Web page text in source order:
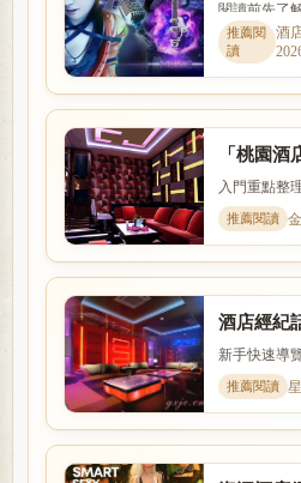
工心得,酒
閱讀前先了
店工作時，
全性、收入
酒
「桃園酒
帝豪酒店
店幹部
入門重點整
型、裝潢、
異。本文以
酒店經紀
如！兼差
新手快速導
數字，而是
數、客源與